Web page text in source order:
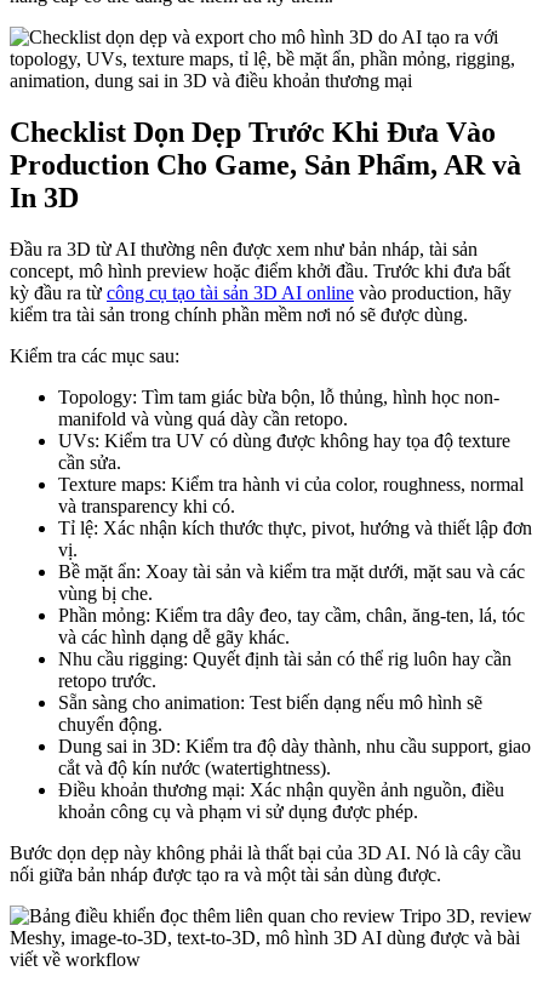
Checklist Dọn Dẹp Trước Khi Đưa Vào
Production Cho Game, Sản Phẩm, AR và
In 3D
Đầu ra 3D từ AI thường nên được xem như bản nháp, tài sản
concept, mô hình preview hoặc điểm khởi đầu. Trước khi đưa bất
kỳ đầu ra từ công cụ tạo tài sản 3D AI online vào production, hãy
kiểm tra tài sản trong chính phần mềm nơi nó sẽ được dùng.
Kiểm tra các mục sau:
Topology: Tìm tam giác bừa bộn, lỗ thủng, hình học non-
manifold và vùng quá dày cần retopo.
UVs: Kiểm tra UV có dùng được không hay tọa độ texture
cần sửa.
Texture maps: Kiểm tra hành vi của color, roughness, normal
và transparency khi có.
Tỉ lệ: Xác nhận kích thước thực, pivot, hướng và thiết lập đơn
vị.
Bề mặt ẩn: Xoay tài sản và kiểm tra mặt dưới, mặt sau và các
vùng bị che.
Phần mỏng: Kiểm tra dây đeo, tay cầm, chân, ăng-ten, lá, tóc
và các hình dạng dễ gãy khác.
Nhu cầu rigging: Quyết định tài sản có thể rig luôn hay cần
retopo trước.
Sẵn sàng cho animation: Test biến dạng nếu mô hình sẽ
chuyển động.
Dung sai in 3D: Kiểm tra độ dày thành, nhu cầu support, giao
cắt và độ kín nước (watertightness).
Điều khoản thương mại: Xác nhận quyền ảnh nguồn, điều
khoản công cụ và phạm vi sử dụng được phép.
Bước dọn dẹp này không phải là thất bại của 3D AI. Nó là cây cầu
nối giữa bản nháp được tạo ra và một tài sản dùng được.